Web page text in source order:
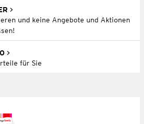
und keine Angebote und Aktionen
für Sie